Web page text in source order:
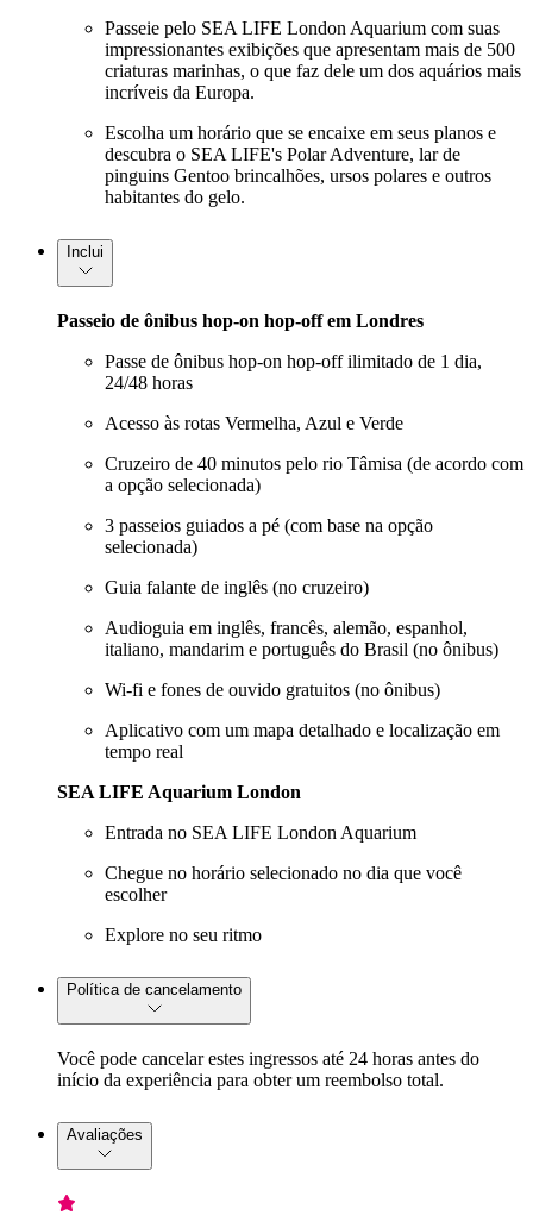
Passeie pelo SEA LIFE London Aquarium com suas
impressionantes exibições que apresentam mais de 500
criaturas marinhas, o que faz dele um dos aquários mais
incríveis da Europa.
Escolha um horário que se encaixe em seus planos e
descubra o SEA LIFE's Polar Adventure, lar de
pinguins Gentoo brincalhões, ursos polares e outros
habitantes do gelo.
Inclui
Passeio de ônibus hop-on hop-off em Londres
Passe de ônibus hop-on hop-off ilimitado de 1 dia,
24/48 horas
Acesso às rotas Vermelha, Azul e Verde
Cruzeiro de 40 minutos pelo rio Tâmisa (de acordo com
a opção selecionada)
3 passeios guiados a pé (com base na opção
selecionada)
Guia falante de inglês (no cruzeiro)
Audioguia em inglês, francês, alemão, espanhol,
italiano, mandarim e português do Brasil (no ônibus)
Wi-fi e fones de ouvido gratuitos (no ônibus)
Aplicativo com um mapa detalhado e localização em
tempo real
SEA LIFE Aquarium London
Entrada no SEA LIFE London Aquarium
Chegue no horário selecionado no dia que você
escolher
Explore no seu ritmo
Política de cancelamento
Você pode cancelar estes ingressos até 24 horas antes do
início da experiência para obter um reembolso total.
Avaliações